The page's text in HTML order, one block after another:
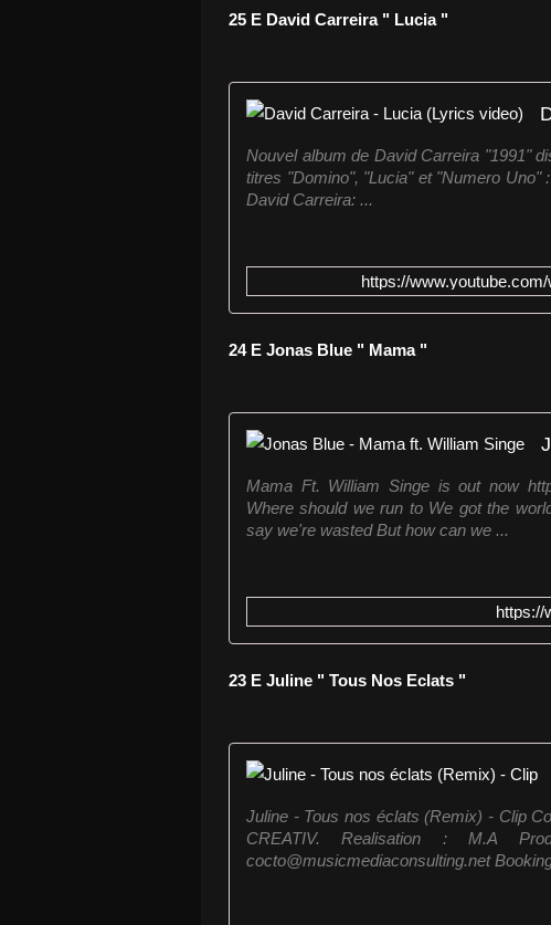
25 E David Carreira " Lucia "
Nouvel album de David Carreira "1991"
titres "Domino", "Lucia" et "Numero Uno"
David Carreira: ...
https://
24 E Jonas Blue " Mama "
Mama Ft. William Singe is out now
Where should we run to We got the
say we're wasted But how can we ...
https://
23 E Juline " Tous Nos Eclats "
Juline - Tous nos éclats (Remix) - Clip
CREATIV. Realisation : M.A
cocto@musicmediaconsulting.net